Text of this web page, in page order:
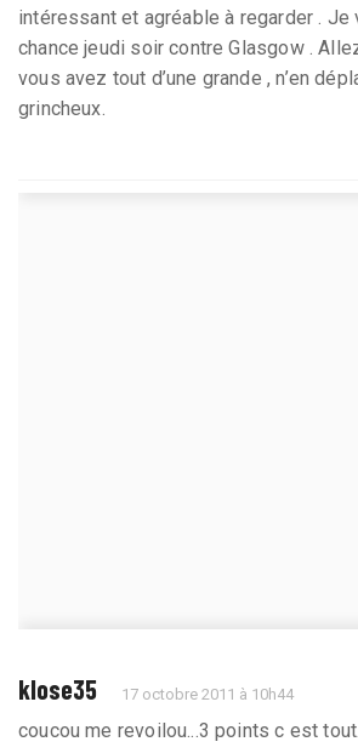
intéressant et agréable à regarder . Je
chance jeudi soir contre Glasgow .
vous avez tout d’une grande , n’en
grincheux.
klose35 17 octobre 2011 à 10h44
coucou me revoilou...3 points c est